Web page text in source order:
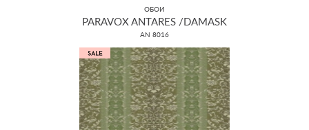
ОБОИ
PARAVOX ANTARES /DAMASK
AN 8016